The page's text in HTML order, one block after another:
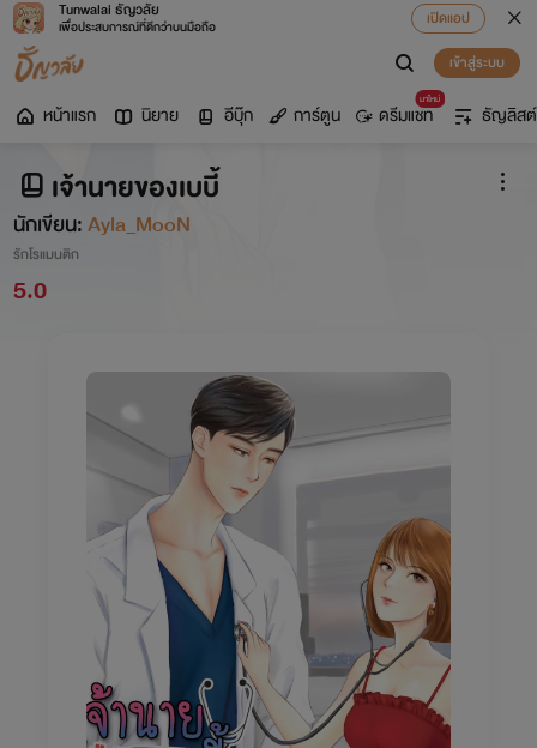
Tunwalai ธัญวลัย
เพื่อประสบการณ์ที่ดีกว่าบนมือถือ
เปิดแอป
เข้าสู่ระบบ
หน้าแรก นิยาย อีบุ๊ก การ์ตูน
มาใหม่
ดรีมแชท ธัญลิสต์
เจ้านายของเบบี้
นักเขียน:Ayla_MooN
รักโรแมนติก
5.0